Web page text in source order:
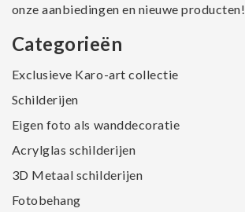
onze aanbiedingen en nieuwe producten!
Categorieën
Exclusieve Karo-art collectie
Schilderijen
Eigen foto als wanddecoratie
Acrylglas schilderijen
3D Metaal schilderijen
Fotobehang